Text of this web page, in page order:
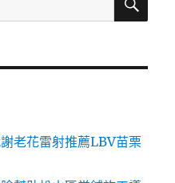
老花雷射推薦LBV苗栗